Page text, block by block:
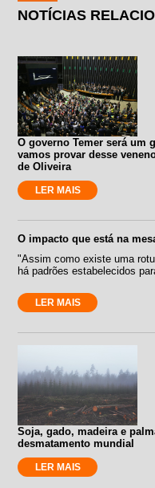
NOTÍCIAS
O governo Temer será um
vamos provar desse
de Oliveira
LER MAIS
O impacto que está na
"Assim como existe uma
há padrões estabelecidos
LER MAIS
Soja, gado, madeira e
desmatamento mundial
LER MAIS